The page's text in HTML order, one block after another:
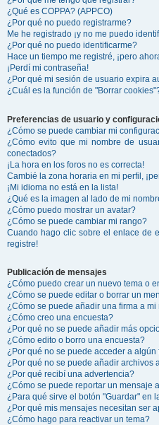
¿Qué es COPPA? (APPCO)
¿Por qué no puedo registrarme?
Me he registrado ¡y no me puedo
¿Por qué no puedo identificarme?
Hace un tiempo me registré, ¡pero
¡Perdí mi contraseña!
¿Por qué mi sesión de usuario expira
¿Cuál es la función de "Borrar
Preferencias de usuario y
¿Cómo se puede cambiar mi
¿Cómo evito que mi nombre de
conectados?
¡La hora en los foros no es correcta!
Cambié la zona horaria en mi perfil,
¡Mi idioma no está en la lista!
¿Qué es la imagen al lado de mi
¿Cómo puedo mostrar un avatar?
¿Cómo se puede cambiar mi rango?
Cuando hago clic sobre el enlace de
registre!
Publicación de mensajes
¿Cómo puedo crear un nuevo tema o
¿Cómo se puede editar o borrar un
¿Cómo se puede añadir una firma a mi
¿Cómo creo una encuesta?
¿Por qué no se puede añadir más
¿Cómo edito o borro una encuesta?
¿Por qué no se puede acceder a algún
¿Por qué no se puede añadir archivos
¿Por qué recibí una advertencia?
¿Cómo se puede reportar un mensaje
¿Para qué sirve el botón "Guardar" en
¿Por qué mis mensajes necesitan ser
¿Cómo hago para reactivar un tema?